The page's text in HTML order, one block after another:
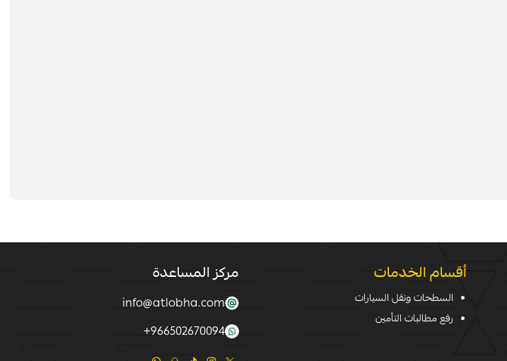
أقسام الخدمات
السطحات ونقل السيارات
رفع مطالبات التأمين
مركز المساعدة
info@atlobha.com
966502670094
+